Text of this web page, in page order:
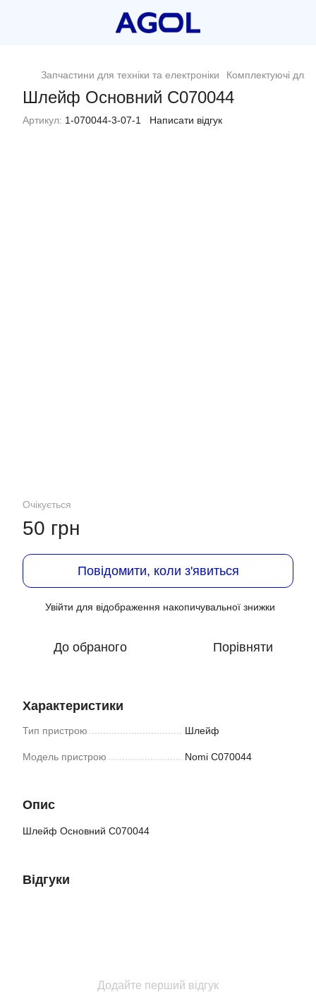
Запчастини для техніки та електроніки Комплектуючі для
Шлейф Основний C070044
Артикул: 1-070044-3-07-1 Написати відгук
Очікується
50 грн
Повідомити, коли з'явиться
Увійти для відображення накопичувальної знижки
До обраного Порівняти
Характеристики
Тип пристрою Шлейф
Модель пристрою Nomi C070044
Опис
Шлейф Основний C070044
Відгуки
Додайте перший відгук